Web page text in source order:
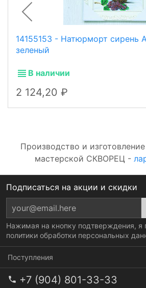
14155153 - Натюрморт сирень
зеленый
В наличии
2 124,20
Производство и
мастерской СКВОРЕЦ -
Подписаться на акции и скидки
Нажимая на кнопку подтверждения, я
политики обработки персональных
Поступления
+7 (904) 801-33-33